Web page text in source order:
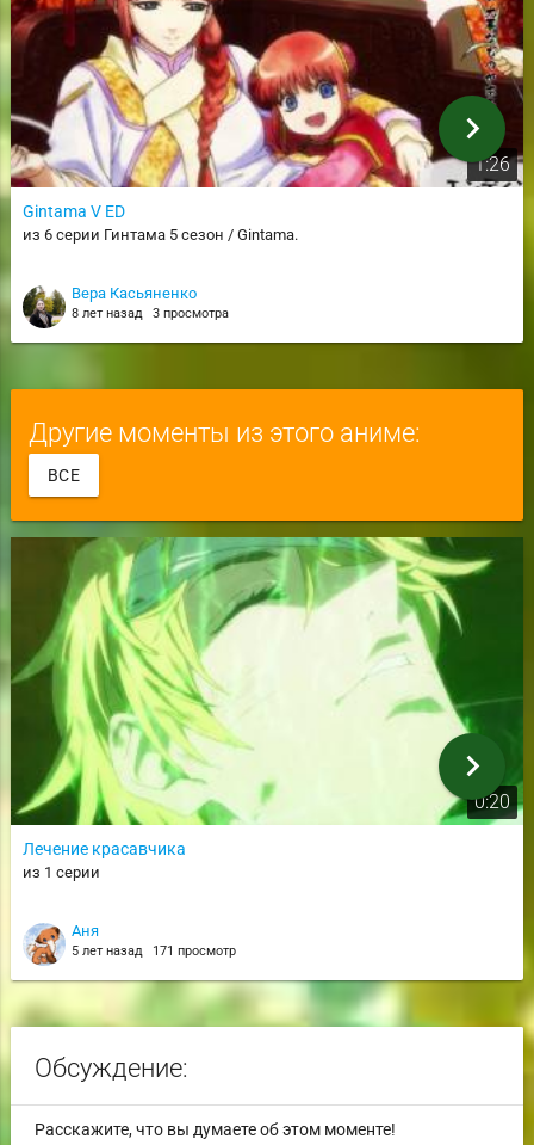
1:26
Gintama V ED
из 6 серии Гинтама 5 сезон / Gintama.
Вера Касьяненко
8 лет назад 3 просмотра
chevron_right
Другие моменты из этого аниме:
ВСЕ
0:20
Лечение красавчика
из 1 серии
Аня
5 лет назад 171 просмотр
chevron_right
Обсуждение:
Расскажите, что вы думаете об этом моменте!